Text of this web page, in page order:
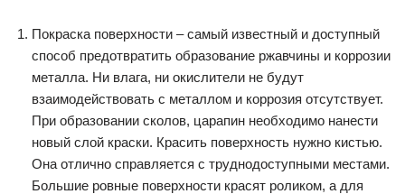
Покраска поверхности – самый известный и доступный
способ предотвратить образование ржавчины и коррозии
металла. Ни влага, ни окислители не будут
взаимодействовать с металлом и коррозия отсутствует.
При образовании сколов, царапин необходимо нанести
новый слой краски. Красить поверхность нужно кистью.
Она отлично справляется с труднодоступными местами.
Большие ровные поверхности красят роликом, а для